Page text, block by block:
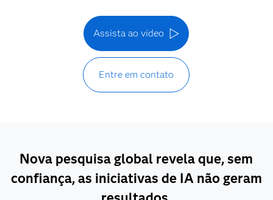
Assista ao vídeo
Entre em contato
Nova pesquisa global revela que, sem
confiança, as iniciativas de IA não geram